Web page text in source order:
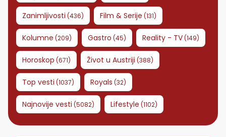
Zanimljivosti (436) Film & Serije (131)
Kolumne (209) Gastro (45) Reality - TV(149)
Horoskop (671) Život u Austriji (388)
Top vesti (1037) Royals (32)
Najnovije vesti (5082) Lifestyle (1102)